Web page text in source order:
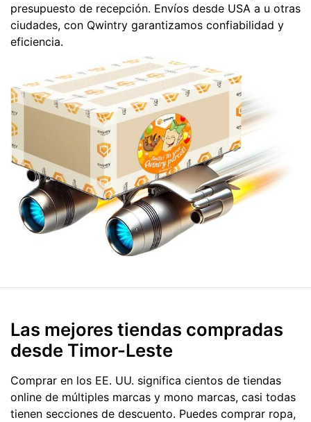
presupuesto de recepción. Envíos desde USA a u otras
ciudades, con Qwintry garantizamos confiabilidad y
eficiencia.
Las mejores tiendas compradas
desde Timor-Leste
Comprar en los EE. UU. significa cientos de tiendas
online de múltiples marcas y mono marcas, casi todas
tienen secciones de descuento. Puedes comprar ropa,